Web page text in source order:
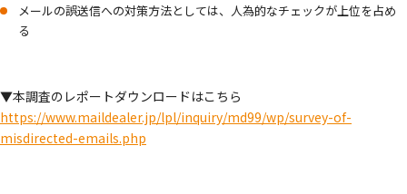
メールの誤送信への対策方法としては、人為的なチェックが上位を占め
る
▼本調査のレポートダウンロードはこちら
https://www.maildealer.jp/lpl/inquiry/md99/wp/survey-of-
misdirected-emails.php